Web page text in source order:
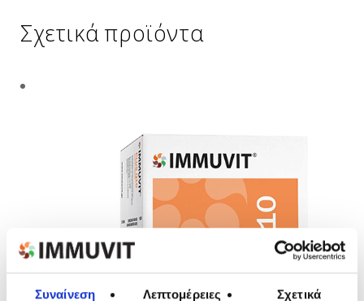
Συναίνεση Λεπτομέρειες Σχετικά
Σχετικά προϊόντα